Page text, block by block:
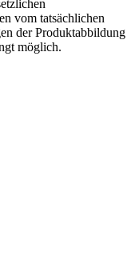
vom tatsächlichen
der Produktabbildung
möglich.